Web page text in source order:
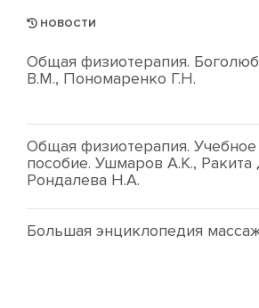
НОВОСТИ
Общая физиотерапия.
В.М., Пономаренко Г.Н.
Общая физиотерапия. Учебное
пособие. Ушмаров А.К., Ракита
Рондалева Н.А.
Большая энциклопедия